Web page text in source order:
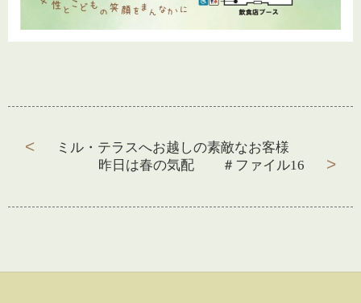
ビ
前
ミル・テラスへお越しの素敵なお客様
次
投
昨日は春の気配 ＃ファイル16